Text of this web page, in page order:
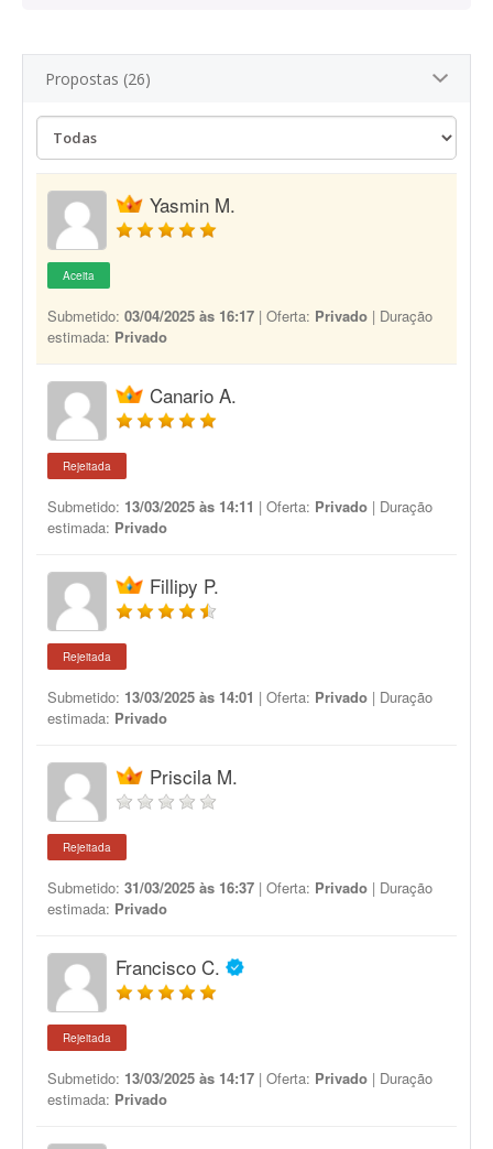
Propostas (26)
Yasmin M.
Aceita
Submetido: 03/04/2025 às 16:17 | Oferta: Privado | Duração
estimada: Privado
Canario A.
Rejeitada
Submetido: 13/03/2025 às 14:11 | Oferta: Privado | Duração
estimada: Privado
Fillipy P.
Rejeitada
Submetido: 13/03/2025 às 14:01 | Oferta: Privado | Duração
estimada: Privado
Priscila M.
Rejeitada
Submetido: 31/03/2025 às 16:37 | Oferta: Privado | Duração
estimada: Privado
Francisco C.
Rejeitada
Submetido: 13/03/2025 às 14:17 | Oferta: Privado | Duração
estimada: Privado